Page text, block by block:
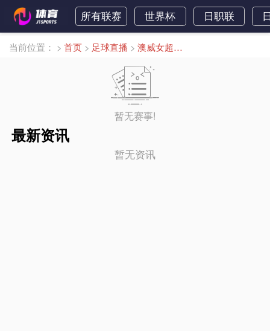
所有联赛 世界杯 日职联
当前位置： > 首页 > 足球直播 > 澳威女超直播
暂无赛事!
最新资讯
暂无资讯